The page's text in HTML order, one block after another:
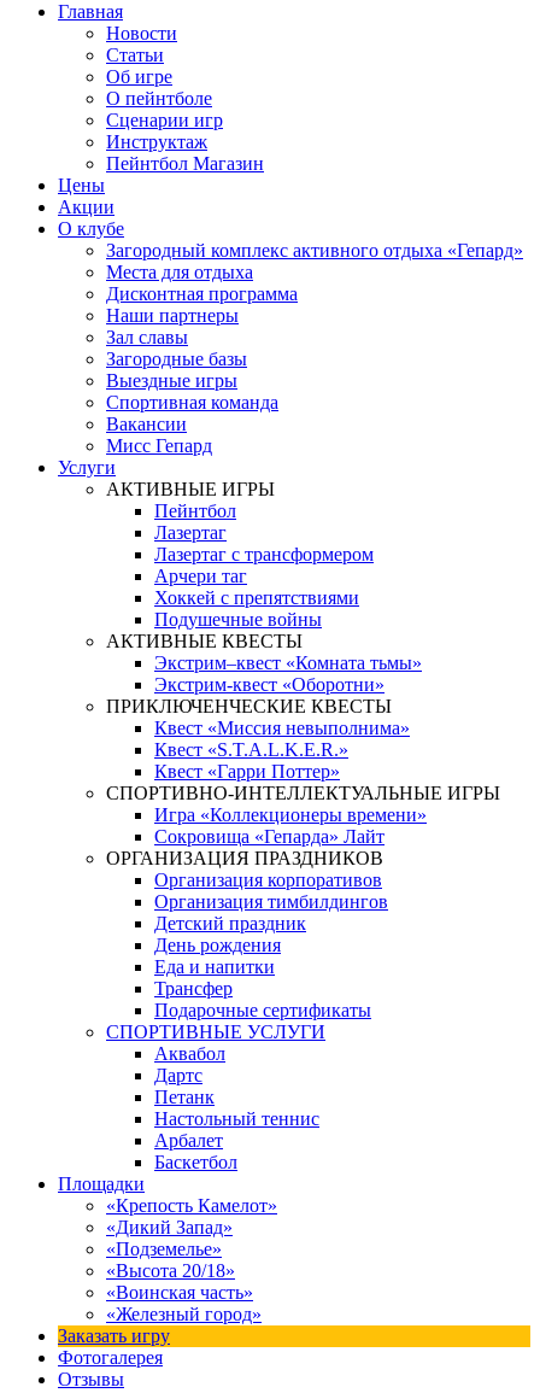
Главная
Новости
Статьи
Об игре
О пейнтболе
Сценарии игр
Инструктаж
Пейнтбол Магазин
Цены
Акции
О клубе
Загородный комплекс активного отдыха «Гепард»
Места для отдыха
Дисконтная программа
Наши партнеры
Зал славы
Загородные базы
Выездные игры
Спортивная команда
Вакансии
Мисс Гепард
Услуги
АКТИВНЫЕ ИГРЫ
Пейнтбол
Лазертаг
Лазертаг с трансформером
Арчери таг
Хоккей с препятствиями
Подушечные войны
АКТИВНЫЕ КВЕСТЫ
Экстрим–квест «Комната тьмы»
Экстрим-квест «Оборотни»
ПРИКЛЮЧЕНЧЕСКИЕ КВЕСТЫ
Квест «Миссия невыполнима»
Квест «S.T.A.L.K.E.R.»
Квест «Гарри Поттер»
СПОРТИВНО-ИНТЕЛЛЕКТУАЛЬНЫЕ ИГРЫ
Игра «Коллекционеры времени»
Сокровища «Гепарда» Лайт
ОРГАНИЗАЦИЯ ПРАЗДНИКОВ
Организация корпоративов
Организация тимбилдингов
Детский праздник
День рождения
Еда и напитки
Трансфер
Подарочные сертификаты
СПОРТИВНЫЕ УСЛУГИ
Аквабол
Дартс
Петанк
Настольный теннис
Арбалет
Баскетбол
Площадки
«Крепость Камелот»
«Дикий Запад»
«Подземелье»
«Высота 20/18»
«Воинская часть»
«Железный город»
Заказать игру
Фотогалерея
Отзывы